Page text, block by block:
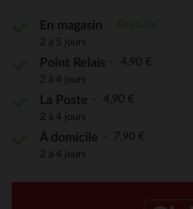
En magasin
2 à 5 jours
Point Relais 4,90 €
2 à 4 jours
La Poste 4,90 €
2 à 4 jours
À domicile 7,90 €
2 à 4 jours